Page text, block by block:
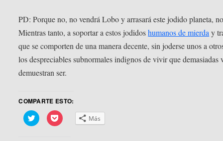
PD: Porque no, no vendrá Lobo y arrasará este jodido planeta,
Mientras tanto, a soportar a estos jodidoshumanos de mierda y
que se comporten de una manera decente, sin joderse unos a
los despreciables subnormales indignos de vivir que demasiadas
demuestran ser.
COMPARTE ESTO:
Haz
clic
Haz
clic Más